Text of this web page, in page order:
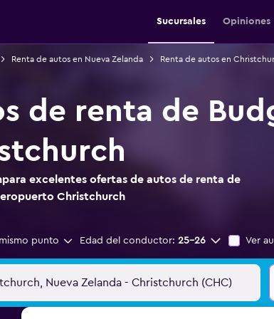
Sucursales Opiniones
Renta de autos en Nueva Zelanda Renta de autos en
de renta de
excelentes ofertas de autos de renta de
Christchurch
punto Edad del conductor: 25-26 Ver